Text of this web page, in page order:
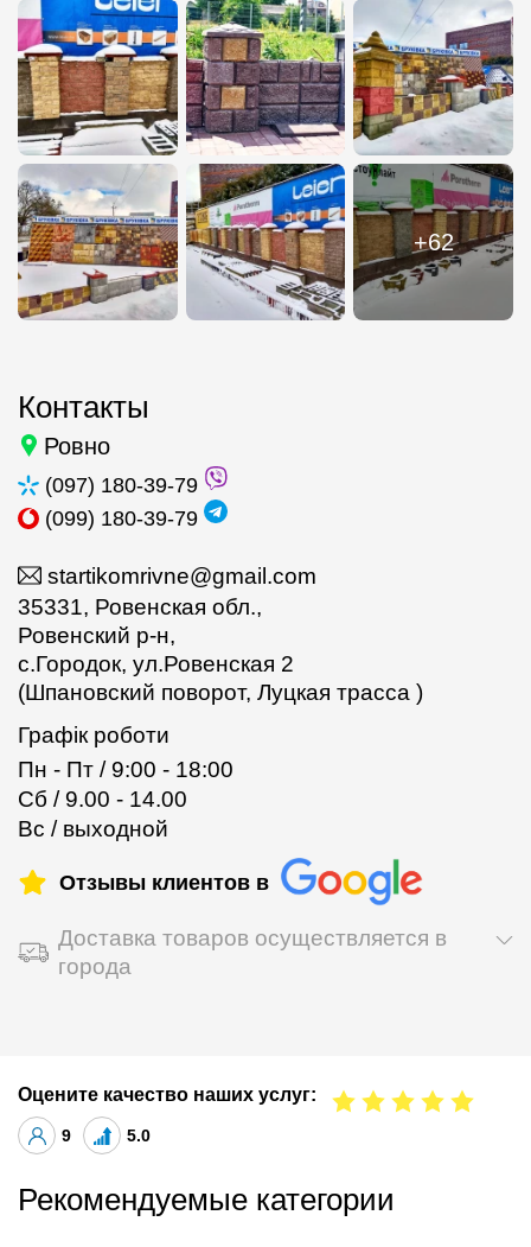
+62
Контакты
Ровно
(097) 180-39-79
(099) 180-39-79
startikomrivne@gmail.com
35331, Ровенская обл.,
Ровенский р-н,
с.Городок, ул.Ровенская 2
(Шпановский поворот, Луцкая трасса )
Графік роботи
Пн - Пт / 9:00 - 18:00
Сб / 9.00 - 14.00
Вс / выходной
Отзывы клиентов в
Доставка товаров осуществляется в
города
Оцените качество наших услуг:
9 5.0
Рекомендуемые категории